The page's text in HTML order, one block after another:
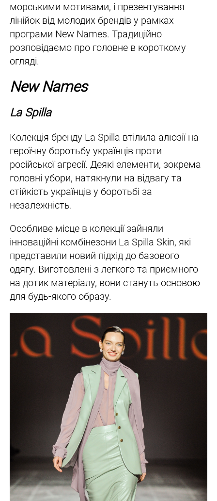
морськими мотивами, і презентування
лінійок від молодих брендів у рамках
програми New Names. Традиційно
розповідаємо про головне в короткому
огляді.
New Names
La Spilla
Колекція бренду La Spilla втілила алюзії на
героїчну боротьбу українців проти
російської агресії. Деякі елементи, зокрема
головні убори, натякнули на відвагу та
стійкість українців у боротьбі за
незалежність.
Особливе місце в колекції зайняли
інноваційні комбінезони La Spilla Skin, які
представили новий підхід до базового
одягу. Виготовлені з легкого та приємного
на дотик матеріалу, вони стануть основою
для будь-якого образу.